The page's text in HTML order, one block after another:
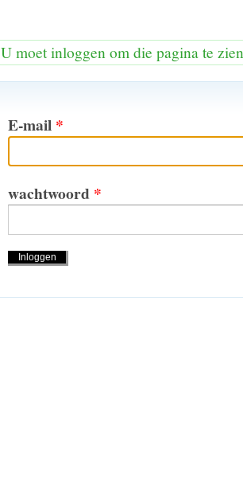
U moet inloggen om die pagina te zien
E-mail *
wachtwoord *
Handelingen